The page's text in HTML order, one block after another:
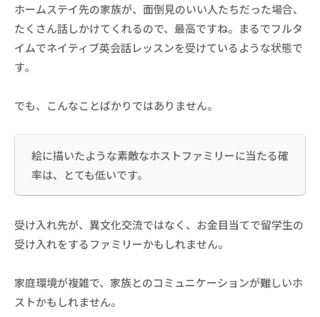
ホームステイ先の家族が、面倒見のいい人たちだった場合、
たくさん話しかけてくれるので、最高ですね。まるでフルタ
イムでネイティブ英会話レッスンを受けているような状態で
す。
でも、こんなことばかりではありません。
絵に描いたような素敵なホストファミリーに当たる確
率は、とても低いです。
受け入れ先が、異文化交流ではなく、お金目当てで留学生の
受け入れをするファミリーかもしれません。
家庭環境が複雑で、家族とのコミュニケーションが難しいホ
ストかもしれません。